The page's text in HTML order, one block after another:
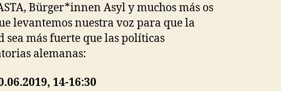
Bürger*innen Asyl y muchos más os
levantemos nuestra voz para que la
sea más fuerte que las políticas
alemanas:
14-16:30